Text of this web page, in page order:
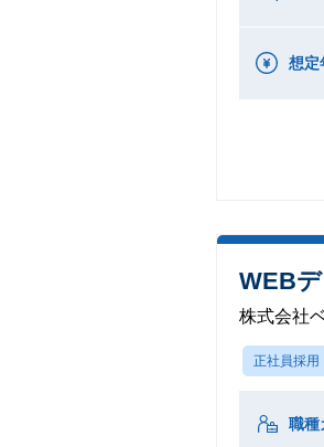
想定
WEBデ
株式会社
正社員採用
職種